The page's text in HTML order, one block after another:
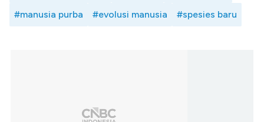
#manusia purba #evolusi manusia #spesies baru